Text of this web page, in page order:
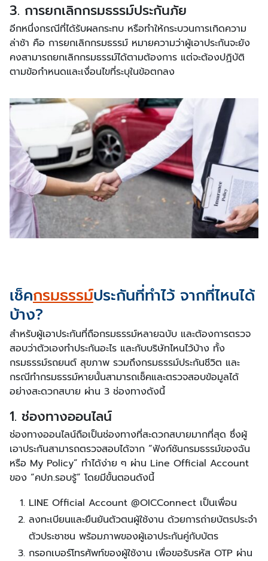
3. การยกเลิกกรมธรรม์ประกันภัย
อีกหนึ่งกรณีที่ได้รับผลกระทบ หรือทำให้กระบวนการเกิดความ
ล่าช้า คือ การยกเลิกกรมธรรม์ หมายความว่าผู้เอาประกันจะยัง
คงสามารถยกเลิกกรมธรรม์ได้ตามต้องการ แต่จะต้องปฏิบัติ
ตามข้อกำหนดและเงื่อนไขที่ระบุในข้อตกลง
เช็คกรมธรรม์ประกันที่ทำไว้ จากที่ไหนได้
บ้าง?
สำหรับผู้เอาประกันที่ถือกรมธรรม์หลายฉบับ และต้องการตรวจ
สอบว่าตัวเองทำประกันอะไร และกับบริษัทไหนไว้บ้าง ทั้ง
กรมธรรม์รถยนต์ สุขภาพ รวมถึงกรมธรรม์ประกันชีวิต และ
กรณีทำกรมธรรม์หายนั้นสามารถเช็คและตรวจสอบข้อมูลได้
อย่างสะดวกสบาย ผ่าน 3 ช่องทางดังนี้
1. ช่องทางออนไลน์
ช่องทางออนไลน์ถือเป็นช่องทางที่สะดวกสบายมากที่สุด ซึ่งผู้
เอาประกันสามารถตรวจสอบได้จาก “ฟังก์ชันกรมธรรม์ของฉัน
หรือ My Policy” ทำได้ง่าย ๆ ผ่าน Line Official Account
ของ “คปภ.รอบรู้” โดยมีขั้นตอนดังนี้
LINE Official Account @OICConnect เป็นเพื่อน
ลงทะเบียนและยืนยันตัวตนผู้ใช้งาน ด้วยการถ่ายบัตรประจำ
ตัวประชาชน พร้อมภาพของผู้เอาประกันคู่กับบัตร
กรอกเบอร์โทรศัพท์ของผู้ใช้งาน เพื่อขอรับรหัส OTP ผ่าน